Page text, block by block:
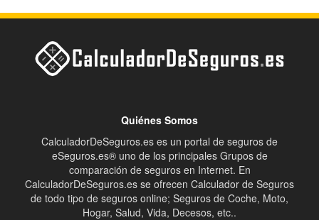
Quiénes Somos
CalculadorDeSeguros.es es un portal de seguros de
eSeguros.es® uno de los principales Grupos de
comparación de seguros en Internet. En
CalculadorDeSeguros.es se ofrecen Calculador de Seguros
de todo tipo de seguros online; Seguros de Coche, Moto,
Hogar, Salud, Vida, Decesos, etc..